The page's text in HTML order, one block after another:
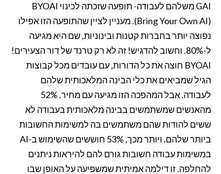
GAI משלהם לעבודה- תופעה שזכתה לכינוי BYOAI
(Bring Your Own AI). מעניין לציין שהתופעה הזו אפילו
נפוצה יותר בחברות קטנות ובינוניות, שם היא מגיעה
ל-80%. וחשוב להדגיש! זה לא רק טרנד של דור הצעירים!
BYOAI חוצה את כל הדורות, עם עובדים מכל קבוצות
הגיל שמביאים את כלי הבינה המלאכותית שלהם
לעבודה. אבל המהפכה הזו מגיעה עם מחיר. 52%
מהאנשים שמשתמשים בבינה מלאכותית בעבודה לא
ששים להודות שהם משתמשים בה למשימות החשובות
ביותר שלהם. ויותר מכך, 53% חוששים שהשימוש ב-AI
במשימות עבודה חשובות גורם להם להיראות ניתנים
להחלפה. זו דילמה אמיתית שמשפיעה על האופן שבו